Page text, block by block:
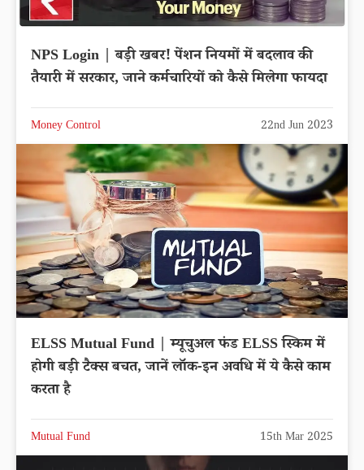
NPS Login | बड़ी खबर! पेंशन नियमों में बदलाव की
तैयारी में सरकार, जाने कर्मचारियों को कैसे मिलेगा फायदा
Money Control 22nd Jun 2023
ELSS Mutual Fund | म्यूचुअल फंड ELSS स्किम में
होगी बड़ी टैक्स बचत, जानें लॉक-इन अवधि में ये कैसे काम
करता है
Mutual Fund 15th Mar 2025